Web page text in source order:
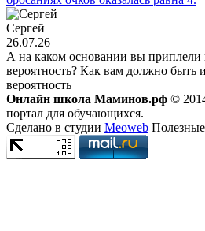
Сергей
26.07.26
А на каком основании вы приплели
вероятность? Как вам должно быть
вероятность
Онлайн школа Маминов.рф ©
портал для обучающихся.
Сделано в студии Meoweb Полезные